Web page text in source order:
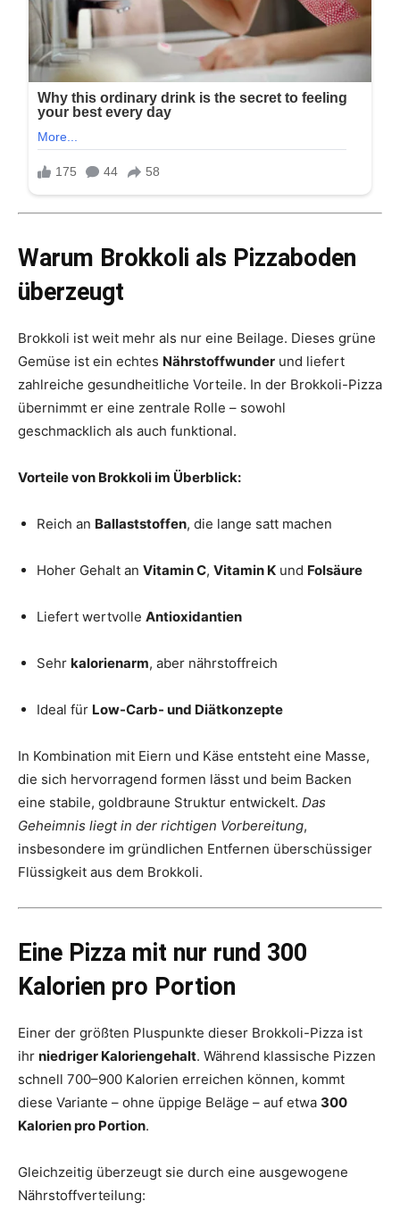
Warum Brokkoli als Pizzaboden
überzeugt
Brokkoli ist weit mehr als nur eine Beilage. Dieses grüne
Gemüse ist ein echtes Nährstoffwunder und liefert
zahlreiche gesundheitliche Vorteile. In der Brokkoli-Pizza
übernimmt er eine zentrale Rolle – sowohl
geschmacklich als auch funktional.
Vorteile von Brokkoli im Überblick:
Reich an Ballaststoffen, die lange satt machen
Hoher Gehalt an Vitamin C, Vitamin K und Folsäure
Liefert wertvolle Antioxidantien
Sehr kalorienarm, aber nährstoffreich
Ideal für Low-Carb- und Diätkonzepte
In Kombination mit Eiern und Käse entsteht eine Masse,
die sich hervorragend formen lässt und beim Backen
eine stabile, goldbraune Struktur entwickelt. Das
Geheimnis liegt in der richtigen Vorbereitung,
insbesondere im gründlichen Entfernen überschüssiger
Flüssigkeit aus dem Brokkoli.
Eine Pizza mit nur rund 300
Kalorien pro Portion
Einer der größten Pluspunkte dieser Brokkoli-Pizza ist
ihr niedriger Kaloriengehalt. Während klassische Pizzen
schnell 700–900 Kalorien erreichen können, kommt
diese Variante – ohne üppige Beläge – auf etwa 300
Kalorien pro Portion.
Gleichzeitig überzeugt sie durch eine ausgewogene
Nährstoffverteilung: